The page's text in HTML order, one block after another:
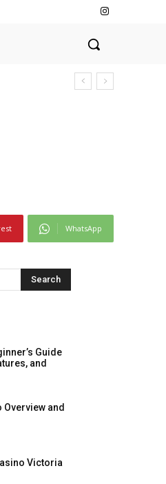
WhatsApp
Search
Guide
and
and
Victoria